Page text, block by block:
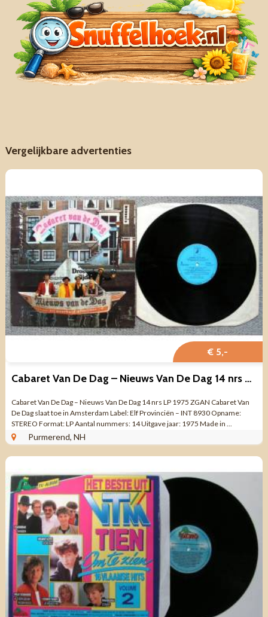
Vergelijkbare advertenties
€ 5,-
Cabaret Van De Dag – Nieuws Van De Dag 14 nrs LP 1975 ZGAN
Cabaret Van De Dag – Nieuws Van De Dag 14 nrs LP 1975 ZGAN Cabaret Van
De Dag slaat toe in Amsterdam Label: Elf Provinciën – INT 8930 Opname:
STEREO Format: LP Aantal nummers: 14 Uitgave jaar: 1975 Made in ...
Purmerend, NH